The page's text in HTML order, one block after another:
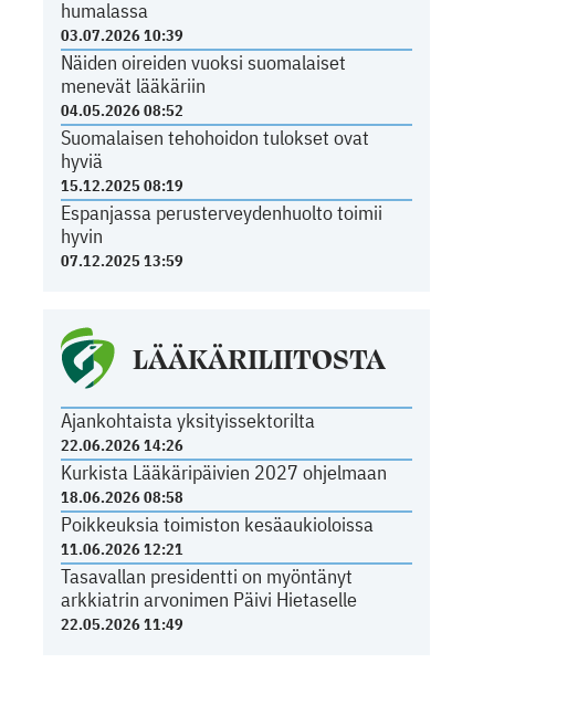
humalassa
03.07.2026 10:39
Näiden oireiden vuoksi suomalaiset
menevät lääkäriin
04.05.2026 08:52
Suomalaisen tehohoidon tulokset ovat
hyviä
15.12.2025 08:19
Espanjassa perusterveydenhuolto toimii
hyvin
07.12.2025 13:59
LÄÄKÄRILIITOSTA
Ajankohtaista yksityissektorilta
22.06.2026 14:26
Kurkista Lääkäripäivien 2027 ohjelmaan
18.06.2026 08:58
Poikkeuksia toimiston kesäaukioloissa
11.06.2026 12:21
Tasavallan presidentti on myöntänyt
arkkiatrin arvonimen Päivi Hietaselle
22.05.2026 11:49